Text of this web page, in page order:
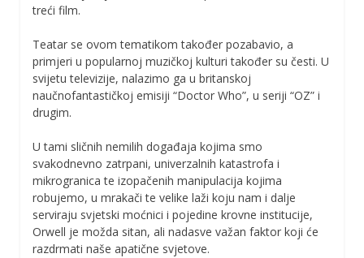
treći film.
Teatar se ovom tematikom također pozabavio, a
primjeri u popularnoj muzičkoj kulturi također su česti. U
svijetu televizije, nalazimo ga u britanskoj
naučnofantastičkoj emisiji “Doctor Who”, u seriji “OZ” i
drugim.
U tami sličnih nemilih događaja kojima smo
svakodnevno zatrpani, univerzalnih katastrofa i
mikrogranica te izopačenih manipulacija kojima
robujemo, u mrakači te velike laži koju nam i dalje
serviraju svjetski moćnici i pojedine krovne institucije,
Orwell je možda sitan, ali nadasve važan faktor koji će
razdrmati naše apatične svjetove.